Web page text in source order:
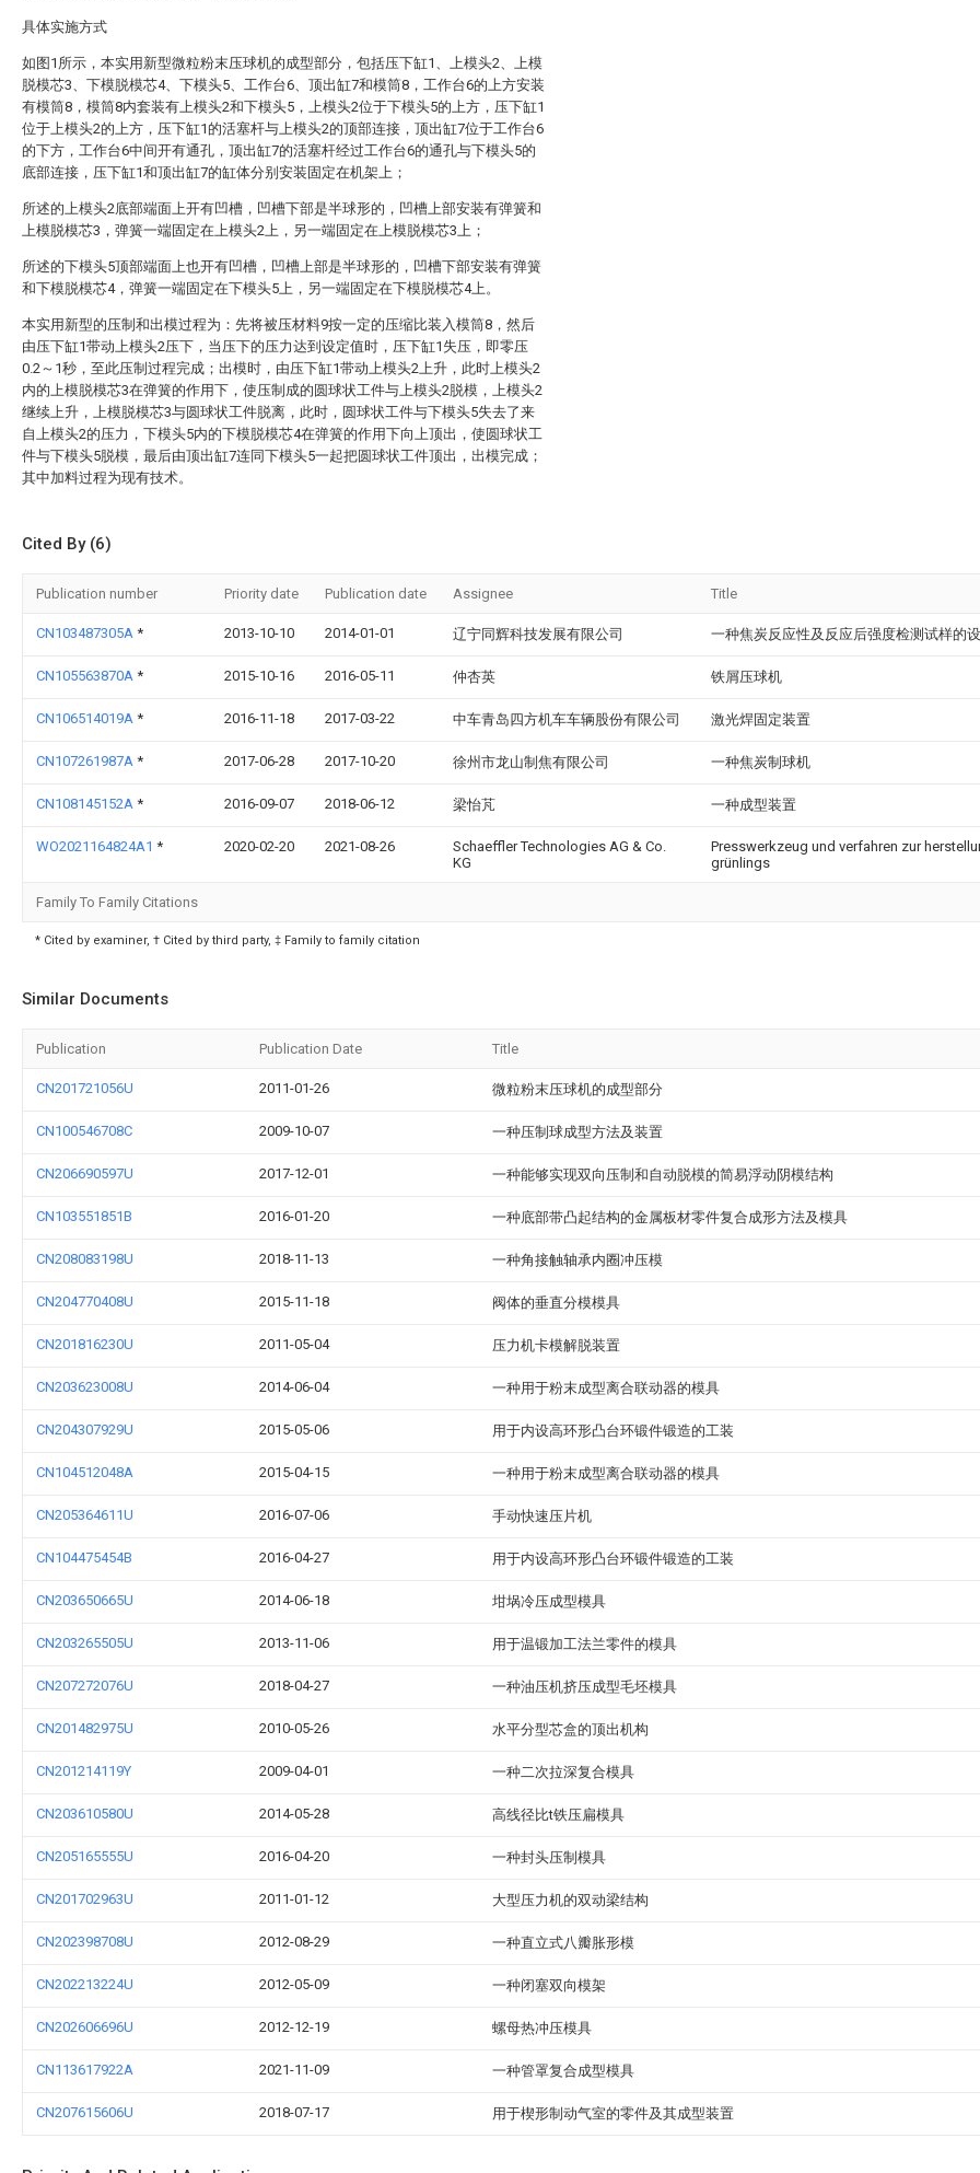
具体实施方式
如图1所示，本实用新型微粒粉末压球机的成型部分，包括压下缸1、上模头2、上模
脱模芯3、下模脱模芯4、下模头5、工作台6、顶出缸7和模筒8，工作台6的上方安装
有模筒8，模筒8内套装有上模头2和下模头5，上模头2位于下模头5的上方，压下缸1
位于上模头2的上方，压下缸1的活塞杆与上模头2的顶部连接，顶出缸7位于工作台6
的下方，工作台6中间开有通孔，顶出缸7的活塞杆经过工作台6的通孔与下模头5的
底部连接，压下缸1和顶出缸7的缸体分别安装固定在机架上；
所述的上模头2底部端面上开有凹槽，凹槽下部是半球形的，凹槽上部安装有弹簧和
上模脱模芯3，弹簧一端固定在上模头2上，另一端固定在上模脱模芯3上；
所述的下模头5顶部端面上也开有凹槽，凹槽上部是半球形的，凹槽下部安装有弹簧
和下模脱模芯4，弹簧一端固定在下模头5上，另一端固定在下模脱模芯4上。
本实用新型的压制和出模过程为：先将被压材料9按一定的压缩比装入模筒8，然后
由压下缸1带动上模头2压下，当压下的压力达到设定值时，压下缸1失压，即零压
0.2～1秒，至此压制过程完成；出模时，由压下缸1带动上模头2上升，此时上模头2
内的上模脱模芯3在弹簧的作用下，使压制成的圆球状工件与上模头2脱模，上模头2
继续上升，上模脱模芯3与圆球状工件脱离，此时，圆球状工件与下模头5失去了来
自上模头2的压力，下模头5内的下模脱模芯4在弹簧的作用下向上顶出，使圆球状工
件与下模头5脱模，最后由顶出缸7连同下模头5一起把圆球状工件顶出，出模完成；
其中加料过程为现有技术。
Cited By (6)
Publication number Priority date Publication date Assignee Title
CN103487305A * 2013-10-10 2014-01-01 辽宁同辉科技发展有限公司 一种焦炭反应性及反应后强度检测试样的
CN105563870A * 2015-10-16 2016-05-11 仲杏英 铁屑压球机
CN106514019A * 2016-11-18 2017-03-22 中车青岛四方机车车辆股份有限公司 激光焊固定装置
CN107261987A * 2017-06-28 2017-10-20 徐州市龙山制焦有限公司 一种焦炭制球机
CN108145152A * 2016-09-07 2018-06-12 梁怡芃 一种成型装置
WO2021164824A1 * 2020-02-20 2021-08-26
Schaeffler Technologies AG & Co.
KG
Presswerkzeug und verfahren zur
grünlings
Family To Family Citations
* Cited by examiner, † Cited by third party, ‡ Family to family citation
Similar Documents
Publication Publication Date Title
CN201721056U 2011-01-26 微粒粉末压球机的成型部分
CN100546708C 2009-10-07 一种压制球成型方法及装置
CN206690597U 2017-12-01 一种能够实现双向压制和自动脱模的简易浮动阴模结构
CN103551851B 2016-01-20 一种底部带凸起结构的金属板材零件复合成形方法及模具
CN208083198U 2018-11-13 一种角接触轴承内圈冲压模
CN204770408U 2015-11-18 阀体的垂直分模模具
CN201816230U 2011-05-04 压力机卡模解脱装置
CN203623008U 2014-06-04 一种用于粉末成型离合联动器的模具
CN204307929U 2015-05-06 用于内设高环形凸台环锻件锻造的工装
CN104512048A 2015-04-15 一种用于粉末成型离合联动器的模具
CN205364611U 2016-07-06 手动快速压片机
CN104475454B 2016-04-27 用于内设高环形凸台环锻件锻造的工装
CN203650665U 2014-06-18 坩埚冷压成型模具
CN203265505U 2013-11-06 用于温锻加工法兰零件的模具
CN207272076U 2018-04-27 一种油压机挤压成型毛坯模具
CN201482975U 2010-05-26 水平分型芯盒的顶出机构
CN201214119Y 2009-04-01 一种二次拉深复合模具
CN203610580U 2014-05-28 高线径比t铁压扁模具
CN205165555U 2016-04-20 一种封头压制模具
CN201702963U 2011-01-12 大型压力机的双动梁结构
CN202398708U 2012-08-29 一种直立式八瓣胀形模
CN202213224U 2012-05-09 一种闭塞双向模架
CN202606696U 2012-12-19 螺母热冲压模具
CN113617922A 2021-11-09 一种管罩复合成型模具
CN207615606U 2018-07-17 用于楔形制动气室的零件及其成型装置